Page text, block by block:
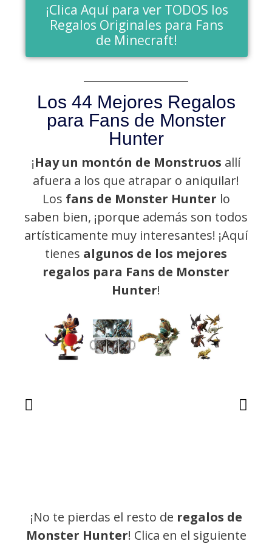
¡Clica Aquí para ver TODOS los
Regalos Originales para Fans
de Minecraft!
Los 44 Mejores Regalos
para Fans de Monster
Hunter
¡Hay un montón de Monstruos allí
afuera a los que atrapar o aniquilar!
Los fans de Monster Hunter lo
saben bien, ¡porque además son todos
artísticamente muy interesantes! ¡Aquí
tienes algunos de los mejores
regalos para Fans de Monster
Hunter!
¡No te pierdas el resto de regalos de
Monster Hunter! Clica en el siguiente